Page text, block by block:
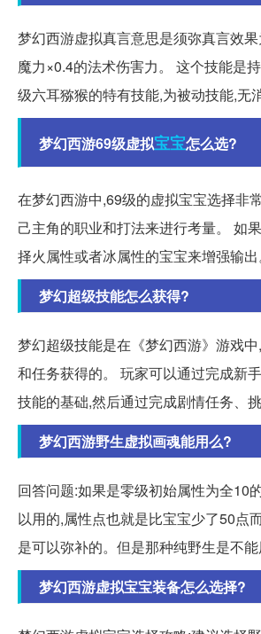
梦幻西游虚拟真言意思是须弥真言效
魔力×0.4的法术伤害力。 这个技能是
级六耳猕猴的特有技能,为被动技能,无
梦幻西游69级虚拟宝宝怎么选?
在梦幻西游中,69级的虚拟宝宝选择非
己主角的职业和打法来进行考量。 如
择火属性或者冰属性的宝宝来增强输出
梦幻超级技能怎么获得?
梦幻超级技能是在《梦幻西游》游戏
和任务获得的。 玩家可以通过完成新
技能的基础,然后通过完成剧情任务、挑
梦幻西游野生虚拟画魂能用么?
回答问题:如果是零级初始属性为全10
以用的,属性点也就是比宝宝少了50点
是可以弥补的。但是那种纯野生是不能
梦幻西游虚拟宝宝装备怎么选择?